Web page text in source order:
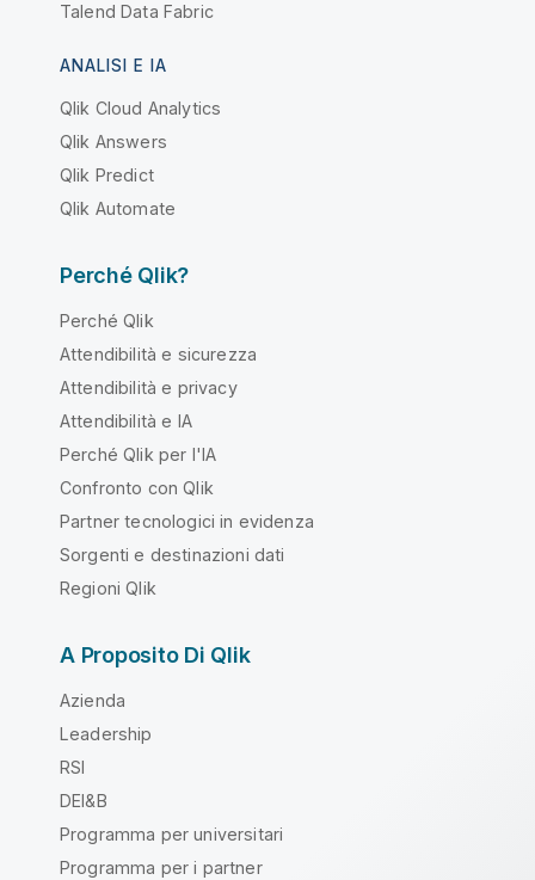
Talend Data Fabric
ANALISI E IA
Qlik Cloud Analytics
Qlik Answers
Qlik Predict
Qlik Automate
Perché Qlik?
Perché Qlik
Attendibilità e sicurezza
Attendibilità e privacy
Attendibilità e IA
Perché Qlik per l'IA
Confronto con Qlik
Partner tecnologici in evidenza
Sorgenti e destinazioni dati
Regioni Qlik
A Proposito Di Qlik
Azienda
Leadership
RSI
DEI&B
Programma per universitari
Programma per i partner